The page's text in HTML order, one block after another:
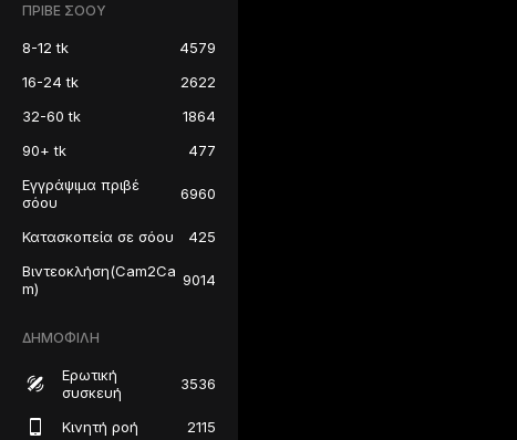
ΠΡΙΒΈ ΣΌΟΥ
8-12 tk
4579
16-24 tk
2622
32-60 tk
1864
90+ tk
477
Εγγράψιμα πριβέ
σόου
6960
Κατασκοπεία σε σόου
425
Βιντεοκλήση(Cam2Ca
m)
9014
ΔΗΜΟΦΙΛΉ
Ερωτική
συσκευή
3536
Κινητή ροή
2115